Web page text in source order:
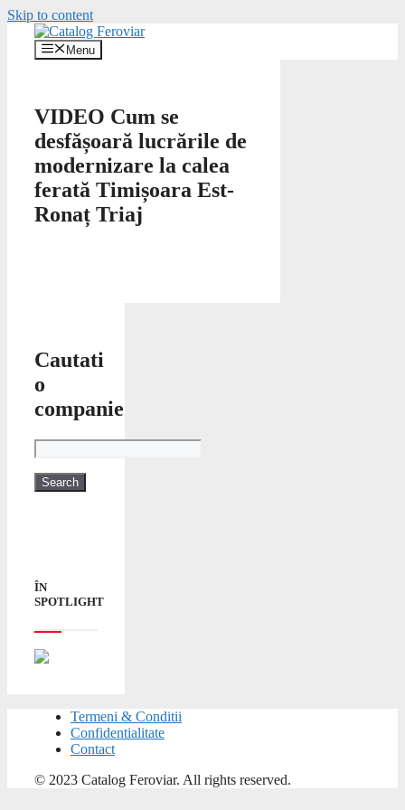
Skip to content
Menu
VIDEO Cum se
desfășoară lucrările de
modernizare la calea
ferată Timișoara Est-
Ronaț Triaj
Cautati
o
companie
ÎN
SPOTLIGHT
Termeni & Conditii
Confidentialitate
Contact
© 2023 Catalog Feroviar. All rights reserved.